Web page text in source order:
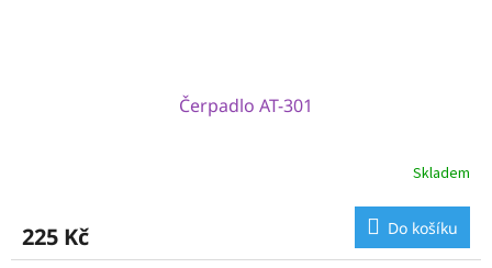
Čerpadlo AT-301
Skladem
225 Kč Do košíku